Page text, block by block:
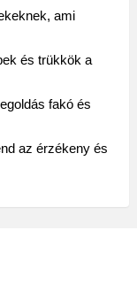
ami
és trükkök a
fakó és
az érzékeny és